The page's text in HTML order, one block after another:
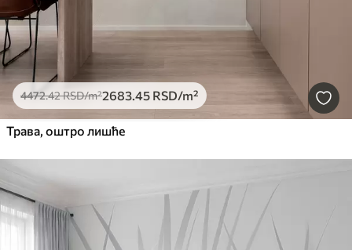
4472.42RSD/m²2683.45 RSD/m²
Трава, оштро лишће